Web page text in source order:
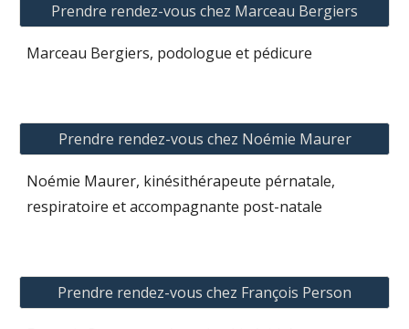
Prendre rendez-vous chez Marceau Bergiers
Marceau Bergiers, podologue et pédicure
Prendre rendez-vous chez Noémie Maurer
Noémie Maurer, kinésithérapeute pérnatale,
respiratoire et accompagnante post-natale
Prendre rendez-vous chez François Person